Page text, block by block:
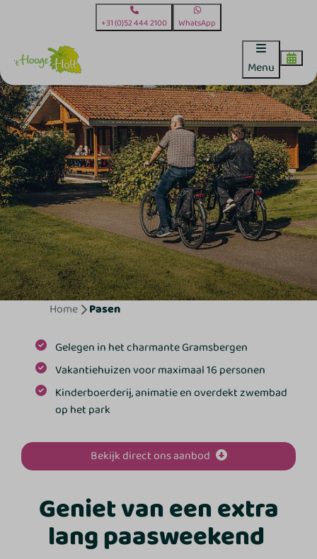
+31 (0)52 444 2100 WhatsApp
Menu
Home Pasen
Gelegen in het charmante Gramsbergen
Vakantiehuizen voor maximaal 16 personen
Kinderboerderij, animatie en overdekt zwembad
op het park
Bekijk direct ons aanbod
Geniet van een extra
lang paasweekend